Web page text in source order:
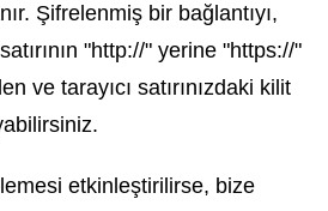
Şifrelenmiş bir bağlantıyı,
"http://" yerine "https://"
ve tarayıcı satırınızdaki kilit
etkinleştirilirse, bize